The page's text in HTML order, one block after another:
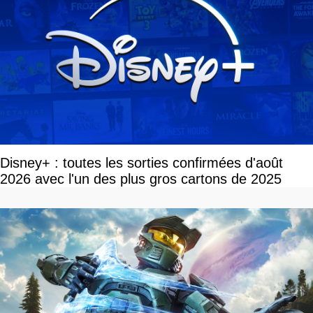
Disney+ : toutes les sorties confirmées d'août
2026 avec l'un des plus gros cartons de 2025